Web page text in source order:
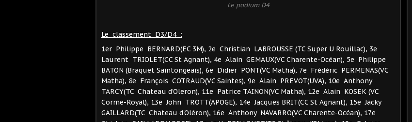
Le podium D4
Le classement D3/D4 :
1er Philippe BERNARD(EC 3M), 2e Christian LABROUSSE (TC Super U Rouillac), 3e
Laurent TRIOLET(CC St Agnant), 4e Alain GEMAUX(VC Charente-Océan), 5e Philippe
BATON (Braquet Saintongeais), 6e Didier PONT(VC Matha), 7e Frédéric PERMENAS(VC
Matha), 8e François COTRAUD(VC Saintes), 9e Alain PREVOT(UVA), 10e Anthony
TARCY(TC Chateau d'Oleron), 11e Patrice TAINON(VC Matha), 12e Alain KOSEK (VC
Corme-Royal), 13e John TROTT(APOGE), 14e Jacques BRIT(CC St Agnant), 15e Jacky
GAILLARD(TC Chateau d'Oléron), 16e Anthony NAVARRO(VC Charente-Océan), 17e